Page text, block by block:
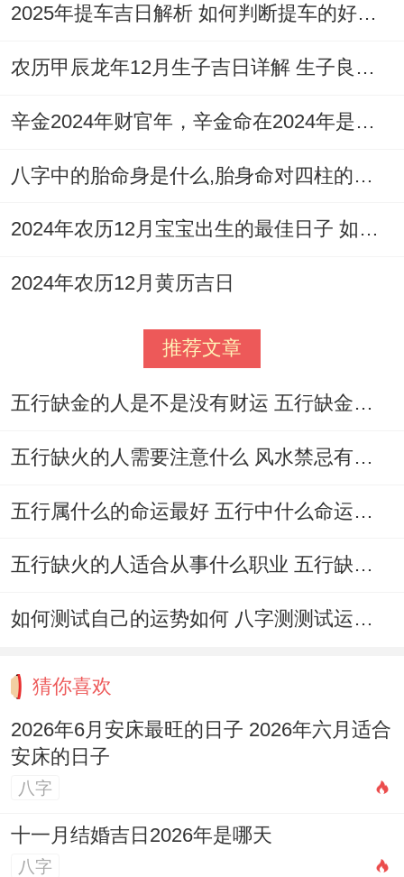
2025年提车吉日解析 如何判断提车的好日子
农历甲辰龙年12月生子吉日详解 生子良辰的影响因素
辛金2024年财官年，辛金命在2024年是财官年还是财印年
八字中的胎命身是什么,胎身命对四柱的影响
2024年农历12月宝宝出生的最佳日子 如何挑选适合的吉日
2024年农历12月黄历吉日
推荐文章
五行缺金的人是不是没有财运 五行缺金的人命运好不好
五行缺火的人需要注意什么 风水禁忌有哪些
五行属什么的命运最好 五行中什么命运势旺盛
五行缺火的人适合从事什么职业 五行缺火的人适合从事的职业有哪些
如何测试自己的运势如何 八字测测试运运程
猜你喜欢
2026年6月安床最旺的日子 2026年六月适合
安床的日子
八字
十一月结婚吉日2026年是哪天
八字